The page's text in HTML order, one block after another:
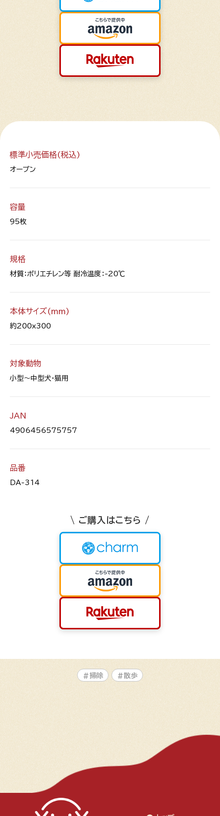
標準小売価格(税込)
オープン
容量
95枚
規格
材質：ポリエチレン等 耐冷温度：-20℃
本体サイズ(mm)
約200x300
対象動物
小型～中型犬・猫用
JAN
4906456575757
品番
DA-314
\ ご購入はこちら /
#掃除 #散歩